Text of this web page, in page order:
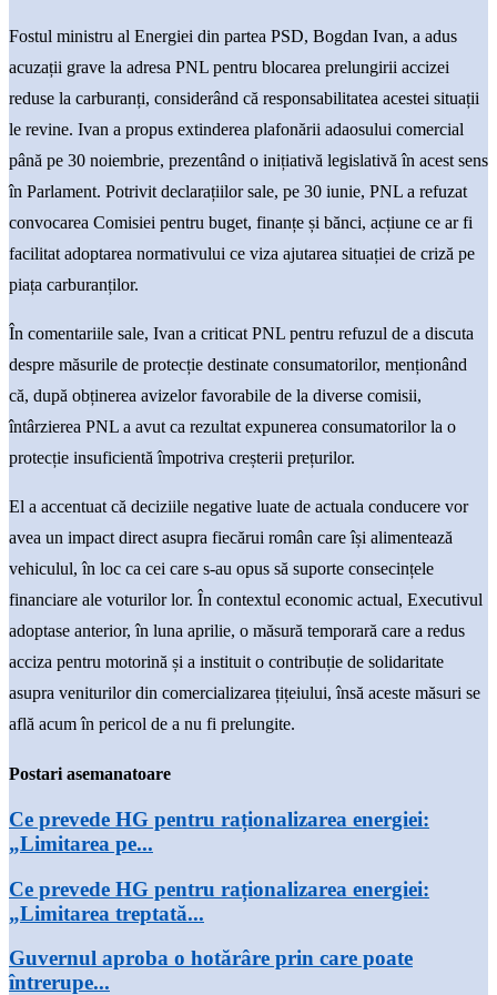
Fostul ministru al Energiei din partea PSD, Bogdan Ivan, a adus
acuzații grave la adresa PNL pentru blocarea prelungirii accizei
reduse la carburanți, considerând că responsabilitatea acestei situații
le revine. Ivan a propus extinderea plafonării adaosului comercial
până pe 30 noiembrie, prezentând o inițiativă legislativă în acest sens
în Parlament. Potrivit declarațiilor sale, pe 30 iunie, PNL a refuzat
convocarea Comisiei pentru buget, finanțe și bănci, acțiune ce ar fi
facilitat adoptarea normativului ce viza ajutarea situației de criză pe
piața carburanților.
În comentariile sale, Ivan a criticat PNL pentru refuzul de a discuta
despre măsurile de protecție destinate consumatorilor, menționând
că, după obținerea avizelor favorabile de la diverse comisii,
întârzierea PNL a avut ca rezultat expunerea consumatorilor la o
protecție insuficientă împotriva creșterii prețurilor.
El a accentuat că deciziile negative luate de actuala conducere vor
avea un impact direct asupra fiecărui român care își alimentează
vehiculul, în loc ca cei care s-au opus să suporte consecințele
financiare ale voturilor lor. În contextul economic actual, Executivul
adoptase anterior, în luna aprilie, o măsură temporară care a redus
acciza pentru motorină și a instituit o contribuție de solidaritate
asupra veniturilor din comercializarea țițeiului, însă aceste măsuri se
află acum în pericol de a nu fi prelungite.
Postari asemanatoare
Ce prevede HG pentru raționalizarea energiei:
„Limitarea pe...
Ce prevede HG pentru raționalizarea energiei:
„Limitarea treptată...
Guvernul aproba o hotărâre prin care poate
întrerupe...